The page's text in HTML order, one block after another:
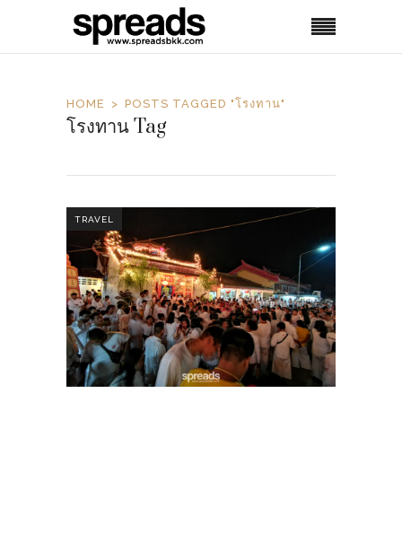
HOME POSTS TAGGED "โรงทาน"
โรงทาน Tag
TRAVEL